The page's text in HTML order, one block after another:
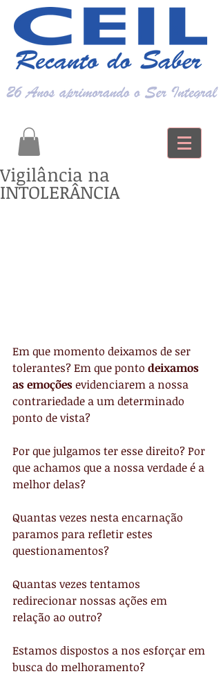
Vigilância na
INTOLERÂNCIA
Em que momento deixamos de ser
tolerantes? Em que ponto deixamos
as emoções evidenciarem a nossa
contrariedade a um determinado
ponto de vista?
Por que julgamos ter esse direito? Por
que achamos que a nossa verdade é a
melhor delas?
Quantas vezes nesta encarnação
paramos para refletir estes
questionamentos?
Quantas vezes tentamos
redirecionar nossas ações em
relação ao outro?
Estamos dispostos a nos esforçar em
busca do melhoramento?